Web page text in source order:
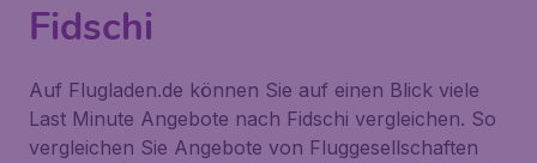
Fidschi
Auf Flugladen.de können Sie auf einen Blick viele
Last Minute Angebote nach Fidschi vergleichen. So
vergleichen Sie Angebote von Fluggesellschaften